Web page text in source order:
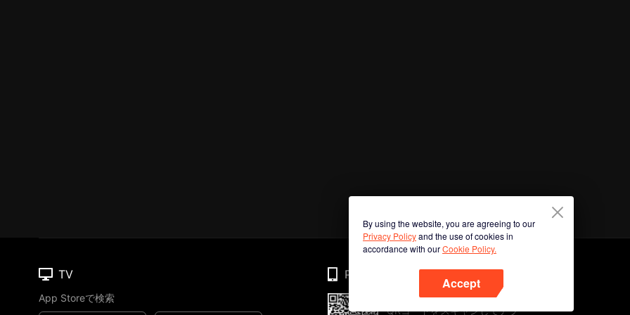
By using the website, you are agreeing to our
Privacy Policyand the use of cookies in
accordance with ourCookie Policy.
Accept
TV
App Storeで検索
Phone
QRコードをスキャンしてアプ